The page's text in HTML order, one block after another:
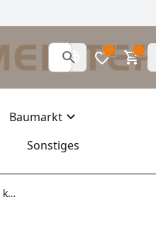
0 0
Baumarkt
Sonstiges
Profi-Seilwinde 12 V, 2700 kg oder 3150 kg mit Synthetikseil oder Stahlseil